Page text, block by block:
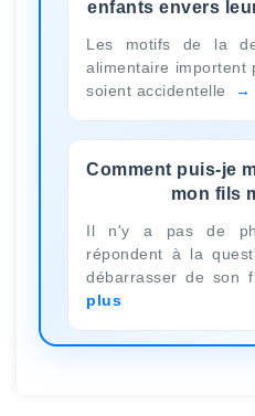
enfants envers
Les motifs de la
alimentaire importent
soient accidentelle
Comment puis-je
mon fils
Il n'y a pas de
répondent à la
débarrasser de son
plus